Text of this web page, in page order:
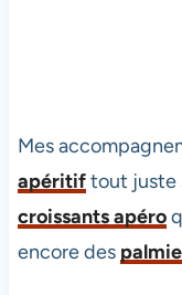
Mes
apéritiftout juste
croissants apéro
encore des